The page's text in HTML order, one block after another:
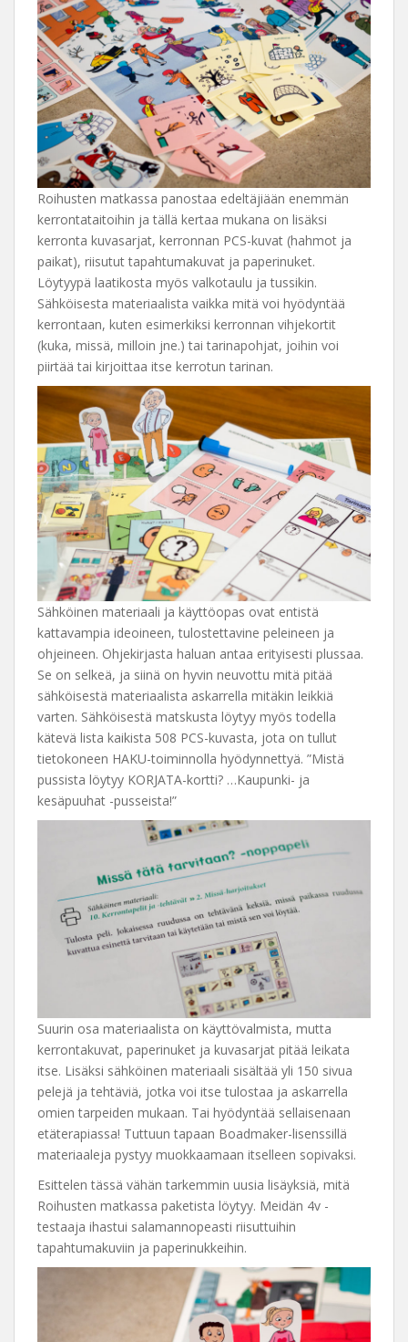
Roihusten matkassa panostaa edeltäjiään enemmän
kerrontataitoihin ja tällä kertaa mukana on lisäksi
kerronta kuvasarjat, kerronnan PCS-kuvat (hahmot ja
paikat), riisutut tapahtumakuvat ja paperinuket.
Löytyypä laatikosta myös valkotaulu ja tussikin.
Sähköisesta materiaalista vaikka mitä voi hyödyntää
kerrontaan, kuten esimerkiksi kerronnan vihjekortit
(kuka, missä, milloin jne.) tai tarinapohjat, joihin voi
piirtää tai kirjoittaa itse kerrotun tarinan.
Sähköinen materiaali ja käyttöopas ovat entistä
kattavampia ideoineen, tulostettavine peleineen ja
ohjeineen. Ohjekirjasta haluan antaa erityisesti plussaa.
Se on selkeä, ja siinä on hyvin neuvottu mitä pitää
sähköisestä materiaalista askarrella mitäkin leikkiä
varten. Sähköisestä matskusta löytyy myös todella
kätevä lista kaikista 508 PCS-kuvasta, jota on tullut
tietokoneen HAKU-toiminnolla hyödynnettyä. ”Mistä
pussista löytyy KORJATA-kortti? …Kaupunki- ja
kesäpuuhat -pusseista!”
Suurin osa materiaalista on käyttövalmista, mutta
kerrontakuvat, paperinuket ja kuvasarjat pitää leikata
itse. Lisäksi sähköinen materiaali sisältää yli 150 sivua
pelejä ja tehtäviä, jotka voi itse tulostaa ja askarrella
omien tarpeiden mukaan. Tai hyödyntää sellaisenaan
etäterapiassa! Tuttuun tapaan Boadmaker-lisenssillä
materiaaleja pystyy muokkaamaan itselleen sopivaksi.
Esittelen tässä vähän tarkemmin uusia lisäyksiä, mitä
Roihusten matkassa paketista löytyy. Meidän 4v -
testaaja ihastui salamannopeasti riisuttuihin
tapahtumakuviin ja paperinukkeihin.